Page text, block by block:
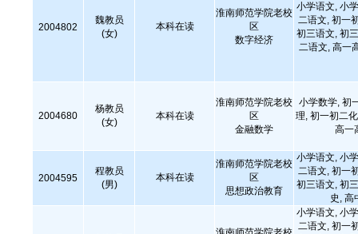
2004802
魏教员
(女)
本科在读
淮南师范学院老校
区
数字经济
小学语文, 小
二语文, 初一
初三语文, 初
二语文, 高一
2004680
杨教员
(女)
本科在读
淮南师范学院老校
区
金融数学
小学数学, 初
理, 初一初二
高一
2004595
程教员
(男)
本科在读
淮南师范学院老校
区
思想政治教育
小学语文, 小
二语文, 初一
初三语文, 初
史, 高
小学语文, 小
二语文, 初一